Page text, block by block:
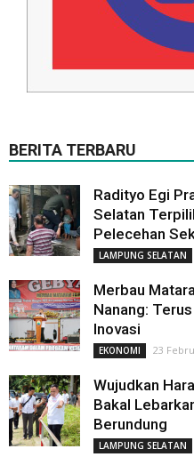
BERITA TERBARU
Radityo Egi
Selatan
Pelecehan
LAMPUNG SELATAN
Merbau
Nanang:
Inovasi
EKONOMI 23
Wujudkan
Bakal
Berundung
LAMPUNG SELATAN